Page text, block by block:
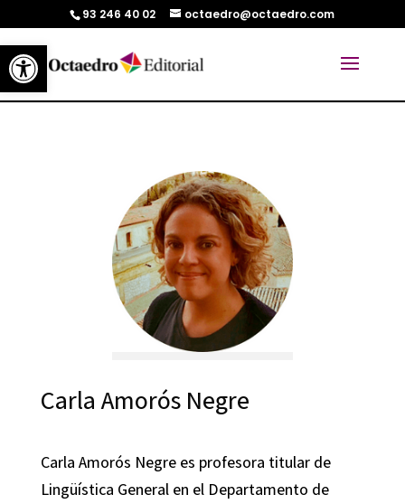
Abrir barra de herramientas
93 246 40 02 octaedro@octaedro.com
Carla Amorós Negre
Carla Amorós Negre es profesora titular de
Lingüística General en el Departamento de